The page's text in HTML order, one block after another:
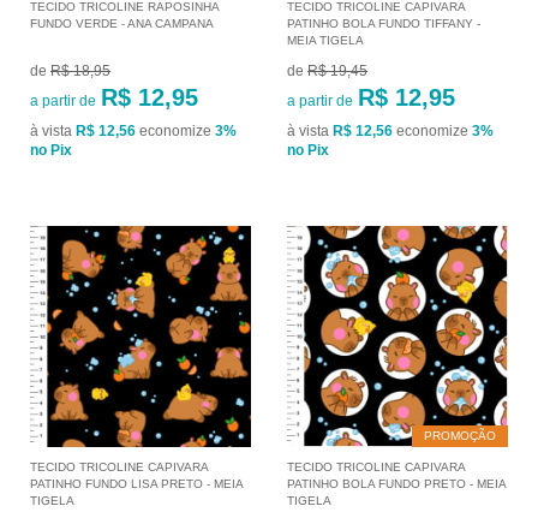
TECIDO TRICOLINE RAPOSINHA
FUNDO VERDE - ANA CAMPANA
de R$ 18,95
a partir de R$ 12,95
à vista R$ 12,56 economize 3%
no Pix
TECIDO TRICOLINE CAPIVARA
PATINHO BOLA FUNDO TIFFANY -
MEIA TIGELA
de R$ 19,45
a partir de R$ 12,95
à vista R$ 12,56 economize 3%
no Pix
TECIDO TRICOLINE CAPIVARA
PATINHO FUNDO LISA PRETO - MEIA
TIGELA
PROMOÇÃO
TECIDO TRICOLINE CAPIVARA
PATINHO BOLA FUNDO PRETO - MEIA
TIGELA